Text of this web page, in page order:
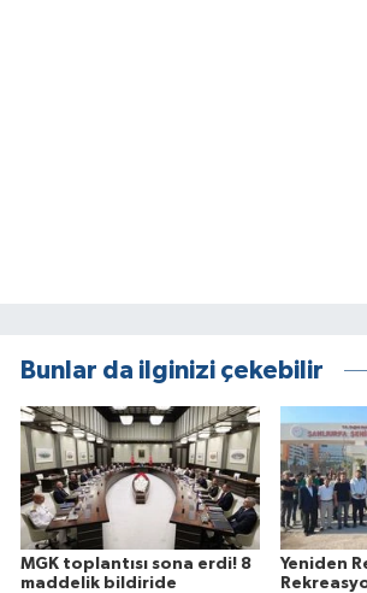
Bunlar da ilginizi çekebilir
MGK toplantısı sona erdi! 8
maddelik bildiride
Yeniden